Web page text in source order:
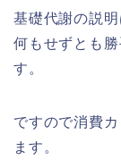
基礎代謝の説明
何もせずとも
す。
ですので消費
ます。